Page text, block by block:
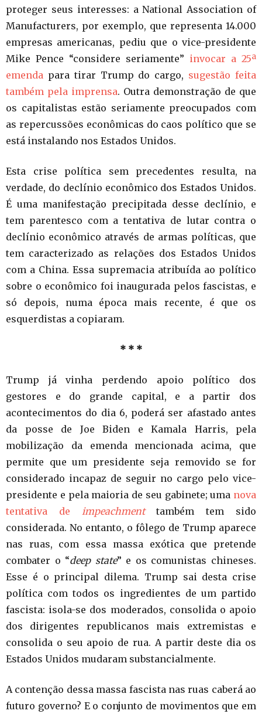
proteger seus interesses: a National Association of
Manufacturers, por exemplo, que representa 14.000
empresas americanas, pediu que o vice-presidente
Mike Pence “considere seriamente” invocar a 25ª
emenda para tirar Trump do cargo, sugestão feita
também pela imprensa. Outra demonstração de que
os capitalistas estão seriamente preocupados com
as repercussões econômicas do caos político que se
está instalando nos Estados Unidos.
Esta crise política sem precedentes resulta, na
verdade, do declínio econômico dos Estados Unidos.
É uma manifestação precipitada desse declínio, e
tem parentesco com a tentativa de lutar contra o
declínio econômico através de armas políticas, que
tem caracterizado as relações dos Estados Unidos
com a China. Essa supremacia atribuída ao político
sobre o econômico foi inaugurada pelos fascistas, e
só depois, numa época mais recente, é que os
esquerdistas a copiaram.
* * *
Trump já vinha perdendo apoio político dos
gestores e do grande capital, e a partir dos
acontecimentos do dia 6, poderá ser afastado antes
da posse de Joe Biden e Kamala Harris, pela
mobilização da emenda mencionada acima, que
permite que um presidente seja removido se for
considerado incapaz de seguir no cargo pelo vice-
presidente e pela maioria de seu gabinete; uma nova
tentativa de impeachmenttambém tem sido
considerada. No entanto, o fôlego de Trump aparece
nas ruas, com essa massa exótica que pretende
combater o “deep state” e os comunistas chineses.
Esse é o principal dilema. Trump sai desta crise
política com todos os ingredientes de um partido
fascista: isola-se dos moderados, consolida o apoio
dos dirigentes republicanos mais extremistas e
consolida o seu apoio de rua. A partir deste dia os
Estados Unidos mudaram substancialmente.
A contenção dessa massa fascista nas ruas caberá ao
futuro governo? E o conjunto de movimentos que em